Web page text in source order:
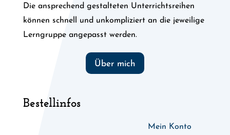
Die ansprechend gestalteten Unterrichtsreihen
können schnell und unkompliziert an die jeweilige
Lerngruppe angepasst werden.
Über mich
Bestellinfos
Mein Konto